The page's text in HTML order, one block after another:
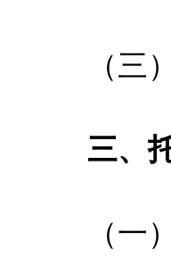
（三）
三、托
（一）